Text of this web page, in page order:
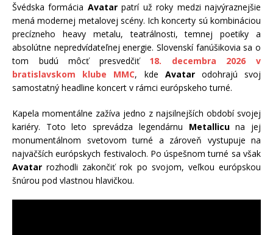
Švédska formácia Avatarpatrí už roky medzi najvýraznejšie
mená modernej metalovej scény. Ich koncerty sú kombináciou
precízneho heavy metalu, teatrálnosti, temnej poetiky a
absolútne nepredvídateľnej energie. Slovenskí fanúšikovia sa o
tom budú môcť presvedčiť 18. decembra 2026 v
bratislavskom klube MMC, kde Avatarodohrajú svoj
samostatný headline koncert v rámci európskeho turné.
Kapela momentálne zažíva jedno z najsilnejších období svojej
kariéry. Toto leto sprevádza legendárnu Metallicuna jej
monumentálnom svetovom turné a zároveň vystupuje na
najväčších európskych festivaloch. Po úspešnom turné sa však
Avatar rozhodli zakončiť rok po svojom, veľkou európskou
šnúrou pod vlastnou hlavičkou.